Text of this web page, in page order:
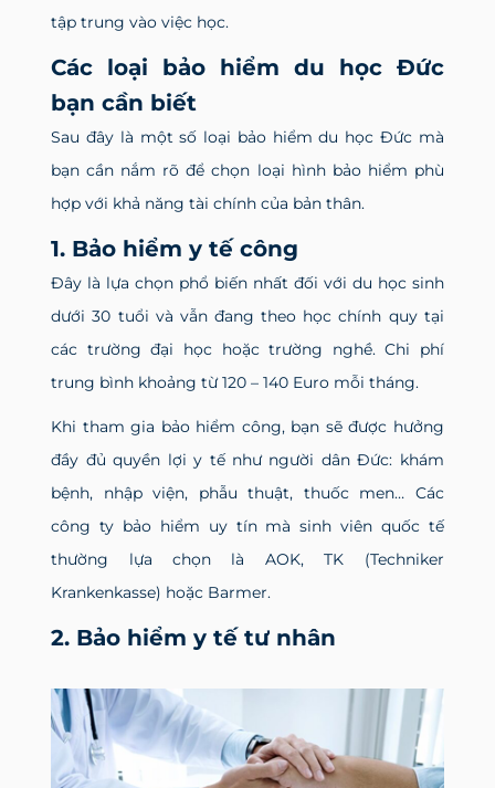
tập trung vào việc học.
Các loại bảo hiểm du học Đức
bạn cần biết
Sau đây là một số loại bảo hiểm du học Đức mà
bạn cần nắm rõ để chọn loại hình bảo hiểm phù
hợp với khả năng tài chính của bản thân.
1. Bảo hiểm y tế công
Đây là lựa chọn phổ biến nhất đối với du học sinh
dưới 30 tuổi và vẫn đang theo học chính quy tại
các trường đại học hoặc trường nghề. Chi phí
trung bình khoảng từ 120 – 140 Euro mỗi tháng.
Khi tham gia bảo hiểm công, bạn sẽ được hưởng
đầy đủ quyền lợi y tế như người dân Đức: khám
bệnh, nhập viện, phẫu thuật, thuốc men… Các
công ty bảo hiểm uy tín mà sinh viên quốc tế
thường lựa chọn là AOK, TK (Techniker
Krankenkasse) hoặc Barmer.
2. Bảo hiểm y tế tư nhân